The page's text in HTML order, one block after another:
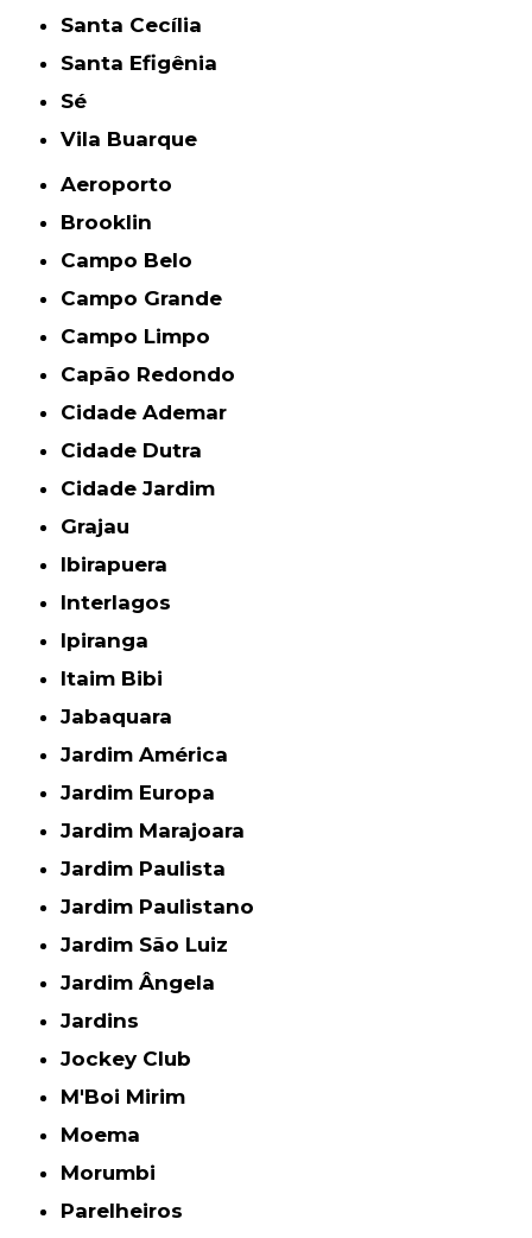
Santa Cecília
Santa Efigênia
Sé
Vila Buarque
Aeroporto
Brooklin
Campo Belo
Campo Grande
Campo Limpo
Capão Redondo
Cidade Ademar
Cidade Dutra
Cidade Jardim
Grajau
Ibirapuera
Interlagos
Ipiranga
Itaim Bibi
Jabaquara
Jardim América
Jardim Europa
Jardim Marajoara
Jardim Paulista
Jardim Paulistano
Jardim São Luiz
Jardim Ângela
Jardins
Jockey Club
M'Boi Mirim
Moema
Morumbi
Parelheiros